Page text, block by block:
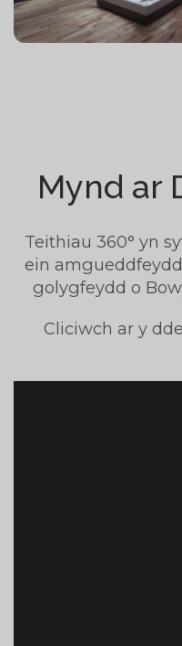
Mynd ar
Teithiau 360° yn
ein
golygfeydd o
Cliciwch ar y